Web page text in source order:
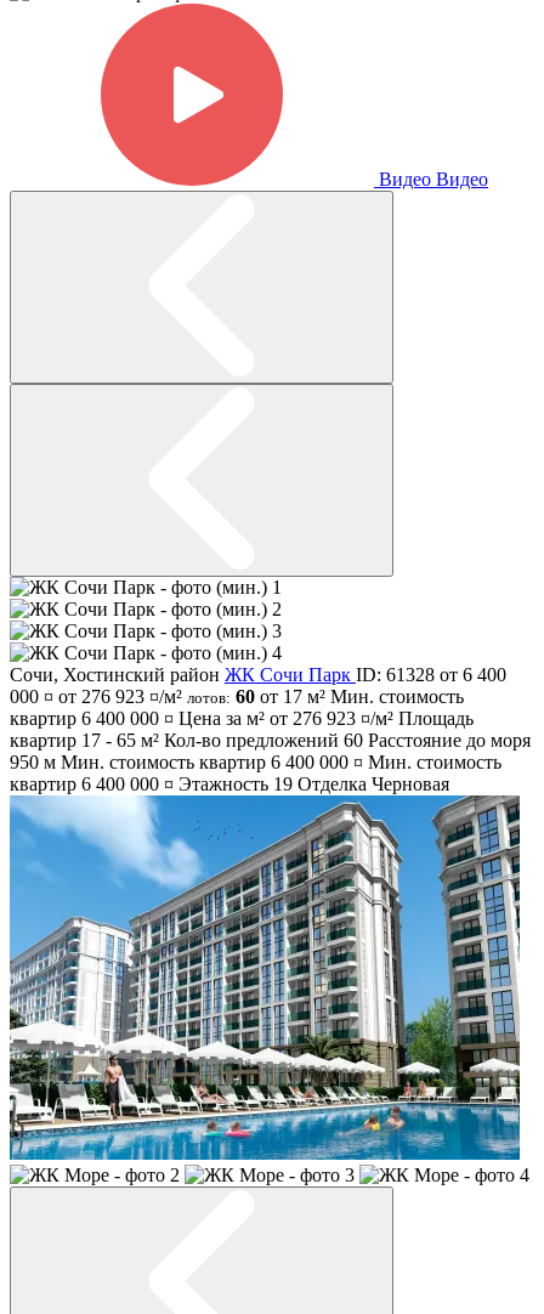
Видео Видео
Сочи, Хостинский район ЖК Сочи Парк ID: 61328 от 6 400
000 ¤ от 276 923 ¤/м² лотов: 60 от 17 м² Мин. стоимость
квартир 6 400 000 ¤ Цена за м² от 276 923 ¤/м² Площадь
квартир 17 - 65 м² Кол-во предложений 60 Расстояние до моря
950 м Мин. стоимость квартир 6 400 000 ¤ Мин. стоимость
квартир 6 400 000 ¤ Этажность 19 Отделка Черновая